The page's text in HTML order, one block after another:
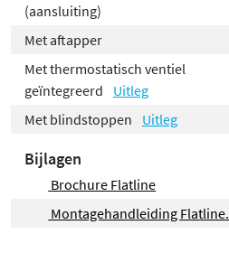
(aansluiting)
Met aftapper
Met thermostatisch ventiel
geïntegreerd
Uitleg
Met blindstoppen
Uitleg
Bijlagen
Brochure Flatline
Montagehandleiding